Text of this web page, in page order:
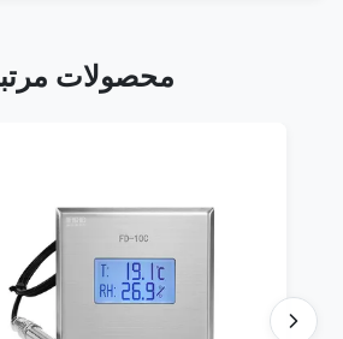
محصولات مرتبط